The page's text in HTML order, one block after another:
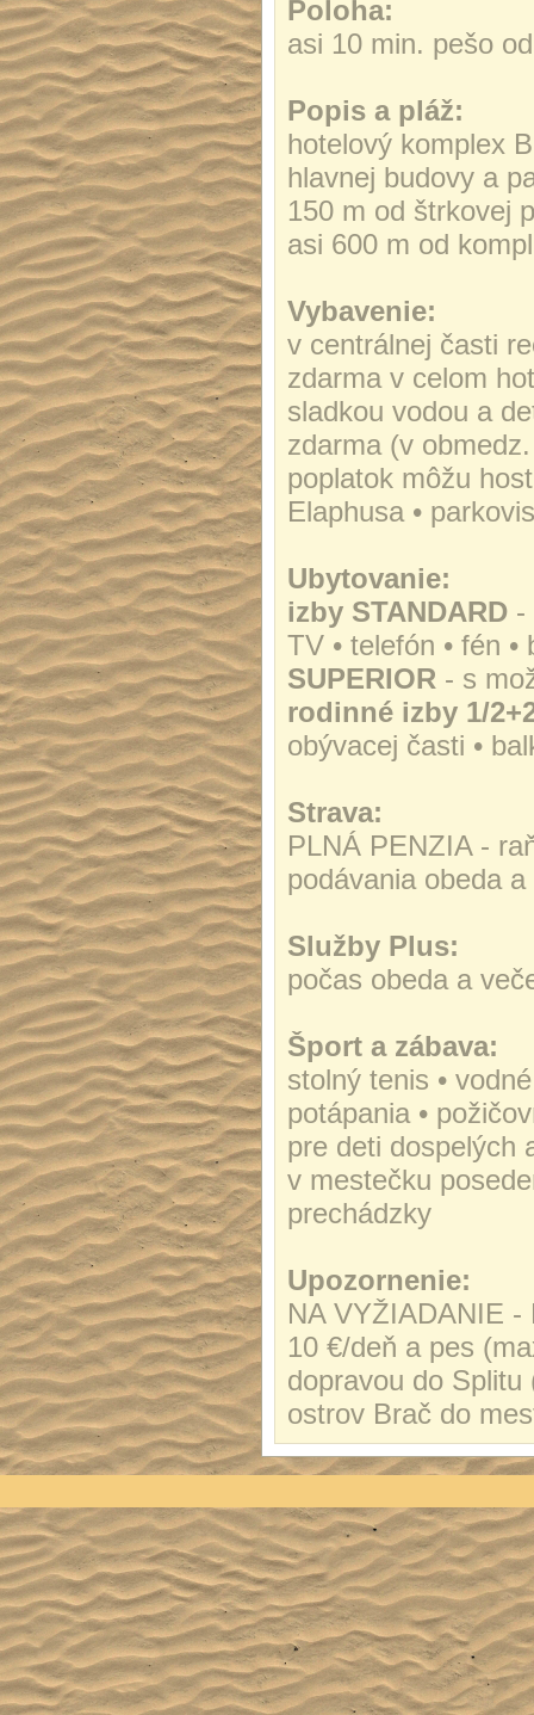
Poloha:
asi 10 min. pešo
Popis a pláž:
hotelový komplex
hlavnej budovy a
150 m od štrkovej
asi 600 m od
Vybavenie:
v centrálnej časti
zdarma v celom
sladkou vodou a
zdarma (v
poplatok môžu
Elaphusa •
Ubytovanie:
izby STANDARD -
TV • telefón • fén •
SUPERIOR - s
rodinné izby 1/
obývacej časti •
Strava:
PLNÁ PENZIA -
podávania obeda
Služby Plus:
počas obeda a
Šport a zábava:
stolný tenis •
potápania •
pre deti dospelých
v mestečku
prechádzky
Upozornenie:
NA VYŽIADANIE
10 €/deň a pes
dopravou do
ostrov Brač do